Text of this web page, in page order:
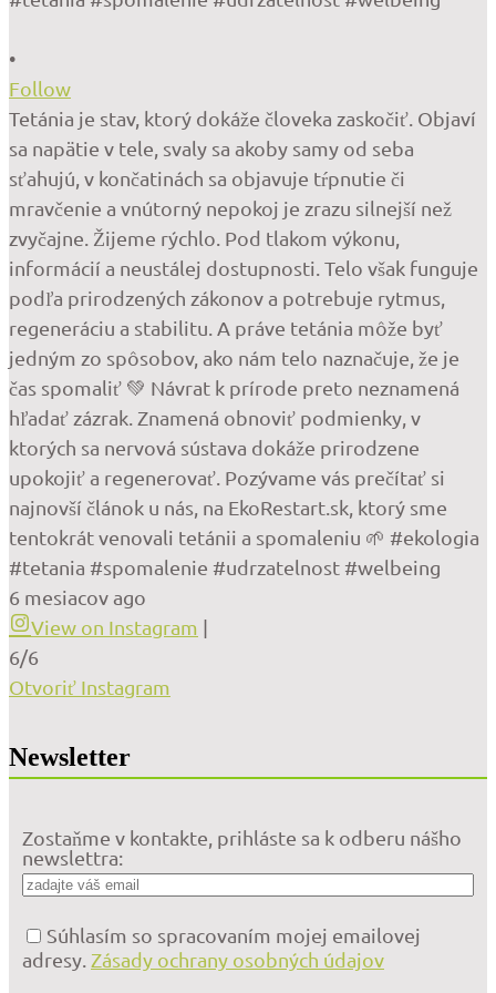
•
Follow
Tetánia je stav, ktorý dokáže človeka zaskočiť. Objaví
sa napätie v tele, svaly sa akoby samy od seba
sťahujú, v končatinách sa objavuje tŕpnutie či
mravčenie a vnútorný nepokoj je zrazu silnejší než
zvyčajne. Žijeme rýchlo. Pod tlakom výkonu,
informácií a neustálej dostupnosti. Telo však funguje
podľa prirodzených zákonov a potrebuje rytmus,
regeneráciu a stabilitu. A práve tetánia môže byť
jedným zo spôsobov, ako nám telo naznačuje, že je
čas spomaliť 💚 Návrat k prírode preto neznamená
hľadať zázrak. Znamená obnoviť podmienky, v
ktorých sa nervová sústava dokáže prirodzene
upokojiť a regenerovať. Pozývame vás prečítať si
najnovší článok u nás, na EkoRestart.sk, ktorý sme
tentokrát venovali tetánii a spomaleniu 🌱 #ekologia
#tetania #spomalenie #udrzatelnost #welbeing
6 mesiacov ago
View on Instagram |
6/6
Otvoriť Instagram
Newsletter
Zostaňme v kontakte, prihláste sa k odberu nášho
newslettra:
Súhlasím so spracovaním mojej emailovej
adresy. Zásady ochrany osobných údajov